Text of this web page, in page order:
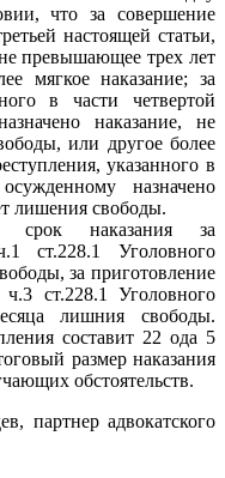
что за совершение
настоящей статьи,
превышающее трех лет
мягкое наказание; за
в части четвертой
наказание, не
или другое более
указанного в
назначено
лишения свободы.
срок наказания за
ст.228.1 Уголовного
за приготовление
ст.228.1 Уголовного
лишния свободы.
составит 22 ода 5
размер наказания
обстоятельств.
партнер адвокатского